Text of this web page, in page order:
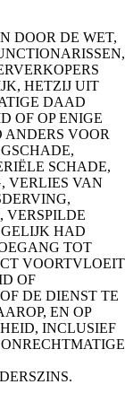
DOOR DE WET,
HETZIJ UIT
DAAD
OF OP ENIGE
ANDERS VOOR
SCHADE,
VERLIES VAN
VERSPILDE
HAD
TOT
VOORTVLOEIT
OF
DE DIENST TE
EN OP
INCLUSIEF